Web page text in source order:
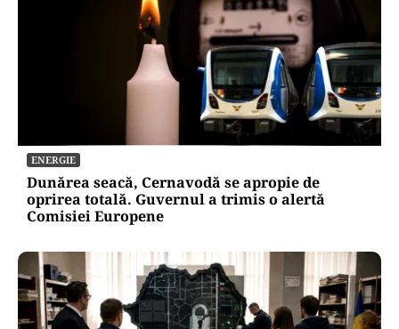
ENERGIE
Dunărea seacă, Cernavodă se apropie de
oprirea totală. Guvernul a trimis o alertă
Comisiei Europene